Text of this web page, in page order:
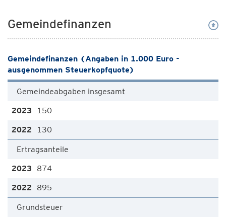
Gemeindefinanzen
Gemeindefinanzen (Angaben in 1.000 Euro -
ausgenommen Steuerkopfquote)
Gemeindeabgaben insgesamt
150
130
Ertragsanteile
874
895
Grundsteuer